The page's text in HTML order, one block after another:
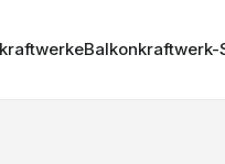
Balkonkraftwerk-